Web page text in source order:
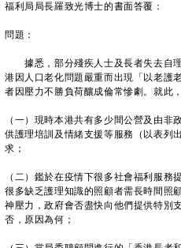
福利局局長羅致光博士的書面答覆：
問題：
據悉，部分殘疾人士及長者失去自
港因人口老化問題嚴重而出現「以老護
者因壓力不勝負荷釀成倫常慘劇。就此
（一）現時本港共有多少間公營及由
供護理培訓及情緒支援等服務（以表列
求；
（二）鑑於在疫情下很多社會福利服
很多缺乏護理知識的照顧者需長時間照
神壓力，政府會否盡快向他們提供特別
否，原因為何；